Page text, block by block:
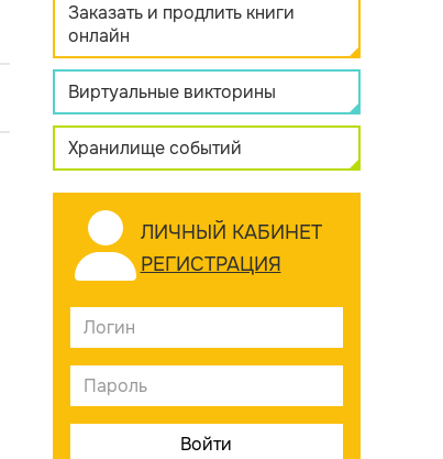
Заказать и продлить книги
онлайн
Виртуальные викторины
Хранилище событий
ЛИЧНЫЙ КАБИНЕТ
РЕГИСТРАЦИЯ